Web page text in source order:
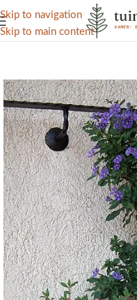
Skip to navigation
Skip to main content
Het grootste
Home/ Kennisbank/